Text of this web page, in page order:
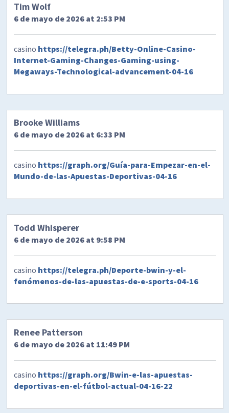
Tim Wolf
6 de mayo de 2026 at 2:53 PM
casino https://telegra.ph/Betty-Online-Casino-
Internet-Gaming-Changes-Gaming-using-
Megaways-Technological-advancement-04-16
Brooke Williams
6 de mayo de 2026 at 6:33 PM
casino https://graph.org/Guía-para-Empezar-en-el-
Mundo-de-las-Apuestas-Deportivas-04-16
Todd Whisperer
6 de mayo de 2026 at 9:58 PM
casino https://telegra.ph/Deporte-bwin-y-el-
fenómenos-de-las-apuestas-de-e-sports-04-16
Renee Patterson
6 de mayo de 2026 at 11:49 PM
casino https://graph.org/Bwin-e-las-apuestas-
deportivas-en-el-fútbol-actual-04-16-22